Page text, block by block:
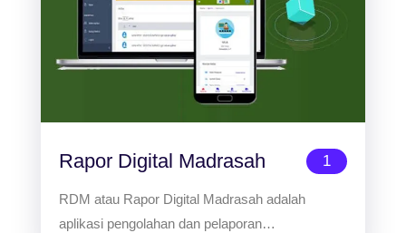
Rapor Digital Madrasah 1
RDM atau Rapor Digital Madrasah adalah
aplikasi pengolahan dan pelaporan…